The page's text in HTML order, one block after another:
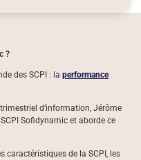
?
des SCPI : la performance
d’information, Jérôme
Sofidynamic et aborde ce
caractéristiques de la SCPI, les